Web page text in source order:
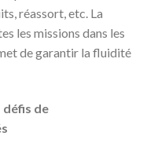
réassort, etc. La
les missions dans les
de garantir la fluidité
défis de